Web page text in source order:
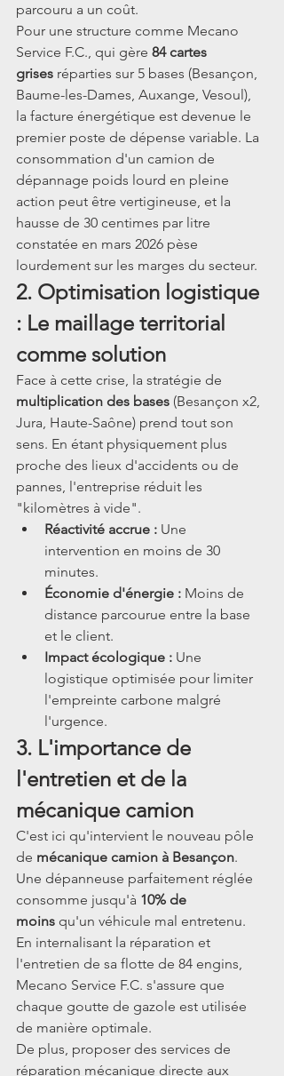
parcouru a un coût.
Pour une structure comme Mecano
Service F.C., qui gère 84 cartes
grises réparties sur 5 bases (Besançon,
Baume-les-Dames, Auxange, Vesoul),
la facture énergétique est devenue le
premier poste de dépense variable. La
consommation d'un camion de
dépannage poids lourd en pleine
action peut être vertigineuse, et la
hausse de 30 centimes par litre
constatée en mars 2026 pèse
lourdement sur les marges du secteur.
2. Optimisation logistique
: Le maillage territorial
comme solution
Face à cette crise, la stratégie de
multiplication des bases (Besançon x2,
Jura, Haute-Saône) prend tout son
sens. En étant physiquement plus
proche des lieux d'accidents ou de
pannes, l'entreprise réduit les
"kilomètres à vide".
Réactivité accrue : Une
intervention en moins de 30
minutes.
Économie d'énergie : Moins de
distance parcourue entre la base
et le client.
Impact écologique : Une
logistique optimisée pour limiter
l'empreinte carbone malgré
l'urgence.
3. L'importance de
l'entretien et de la
mécanique camion
C'est ici qu'intervient le nouveau pôle
de mécanique camion à Besançon.
Une dépanneuse parfaitement réglée
consomme jusqu'à 10% de
moins qu'un véhicule mal entretenu.
En internalisant la réparation et
l'entretien de sa flotte de 84 engins,
Mecano Service F.C. s'assure que
chaque goutte de gazole est utilisée
de manière optimale.
De plus, proposer des services de
réparation mécanique directe aux